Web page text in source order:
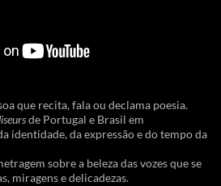
que recita, fala ou declama poesia.
de Portugal e Brasil em
identidade, da expressão e do tempo da
sobre a beleza das vozes que se
miragens e delicadezas.